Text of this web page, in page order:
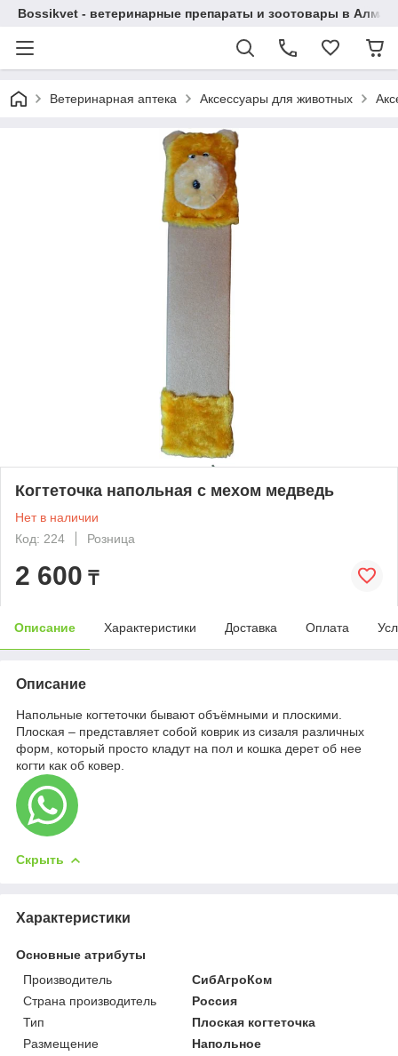
Bossikvet - ветеринарные препараты и зоотовары в
Ветеринарная аптека Аксессуары для животных
Когтеточка напольная с мехом медведь
Нет в наличии
Код: 224
Розница
2 600 ₸
Описание Характеристики Доставка Оплата
Описание
Напольные когтеточки бывают объёмными и плоскими.
Плоская – представляет собой коврик из сизаля различных
форм, который просто кладут на пол и кошка дерет об нее
когти как об ковер.
Скрыть
Характеристики
Основные атрибуты
Производитель
СибАгроКом
Страна производитель
Россия
Тип
Плоская когтеточка
Размещение
Напольное